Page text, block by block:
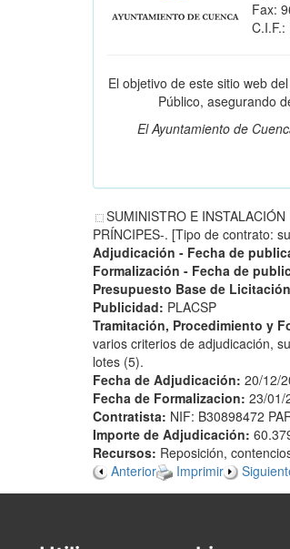
Fax:
C.I.F.:
El objetivo de este sitio web
Público, asegurando
El Ayuntamiento de
SUMINISTRO E
PRÍNCIPES-. [Tipo de contrato:
Adjudicación - Fecha de
Formalización - Fecha de
Presupuesto Base de
Publicidad: PLACSP
Tramitación, Procedimiento y
varios criterios de adjudicación,
lotes (5).
Fecha de Adjudicación: 20/12/
Fecha de Formalizacion: 23/01/
Contratista: NIF: B30898472
Importe de Adjudicación:
Recursos: Reposición,
Anterior
Imprimir